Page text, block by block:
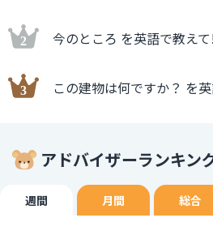
今のところ を英語で教え
この建物は何ですか？ を
アドバイザーランキン
週間 月間 総合